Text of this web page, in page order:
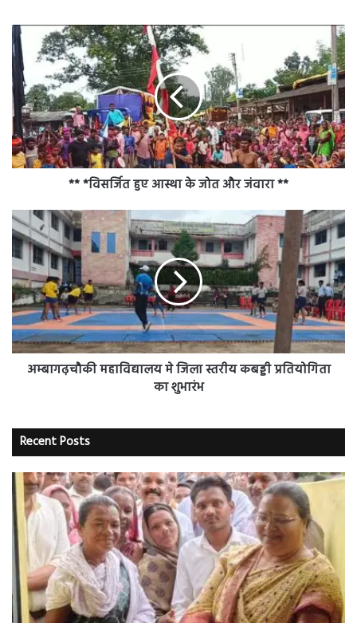
**
*विसर्जित
हुए
आस्था
के
जोत
और
जंवारा
**
** *विसर्जित हुए आस्था के जोत और जंवारा **
अम्बागढ़चौकी
महाविद्यालय
मे
जिला
स्तरीय
कबड्डी
प्रतियोगिता
का
शुभारंभ
अम्बागढ़चौकी महाविद्यालय मे जिला स्तरीय कबड्डी प्रतियोगिता
का शुभारंभ
Recent Posts